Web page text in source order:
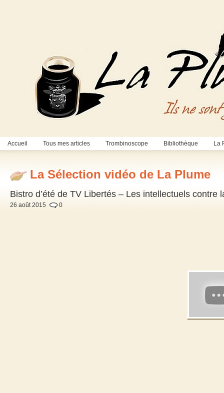
Accueil Tous mes articles Trombinoscope Bibliothèque La
La Sélection vidéo de La Plume
Bistro d’été de TV Libertés – Les intellectuels contre
26 août 2015 0